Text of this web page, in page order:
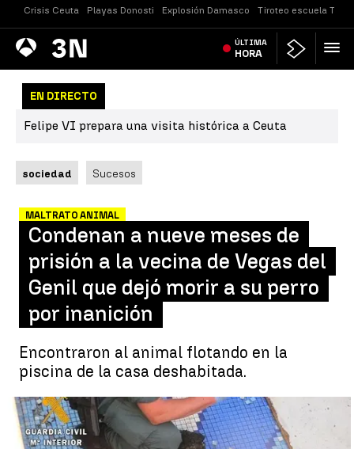
Crisis Ceuta Playas Donosti Explosión Damasco Tiroteo escuela
Antena
3 Noticias ÚLTIMA
HORA
EN DIRECTO
Felipe VI prepara una visita histórica a Ceuta
sociedad Sucesos
MALTRATO ANIMAL
Condenan a nueve meses de
prisión a la vecina de Vegas del
Genil que dejó morir a su perro
por inanición
Encontraron al animal flotando en la
piscina de la casa deshabitada.